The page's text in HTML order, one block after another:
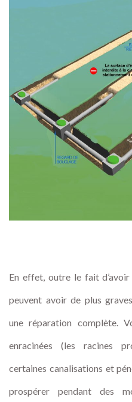
En effet, outre le fait
peuvent avoir de plus
une réparation complète.
enracinées (les racines
certaines canalisations et
prospérer pendant des